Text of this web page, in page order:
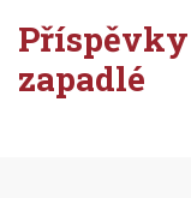
zapadlé